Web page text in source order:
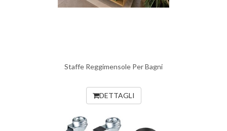
Staffe Reggimensole Per Bagni
DETTAGLI